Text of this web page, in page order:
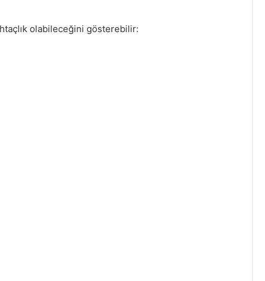
olabileceğini gösterebilir: